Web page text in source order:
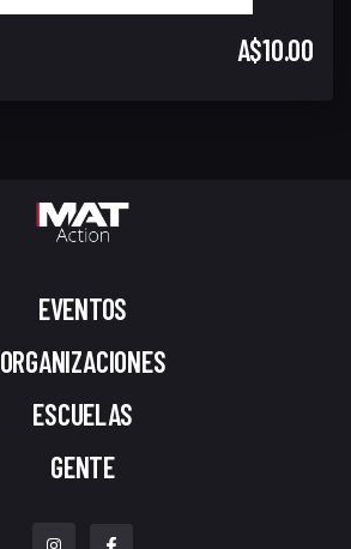
A$10.00
EVENTOS
ORGANIZACIONES
ESCUELAS
GENTE